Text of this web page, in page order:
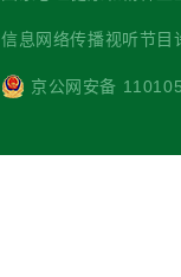
信息网络传播视听节
京公网安备